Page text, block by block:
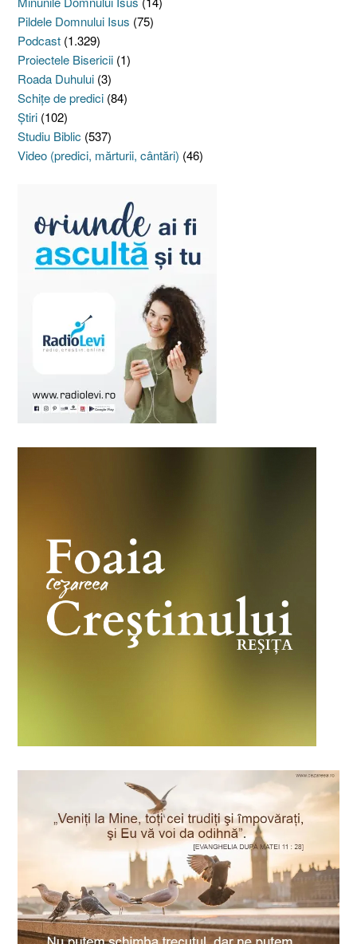
Pildele Domnului Isus (75)
Podcast (1.329)
Proiectele Bisericii (1)
Roada Duhului (3)
Schiţe de predici (84)
Ştiri (102)
Studiu Biblic (537)
Video (predici, mărturii, cântări) (46)